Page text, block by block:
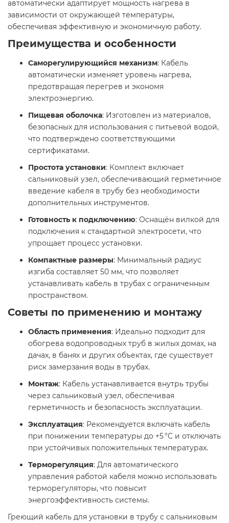
автоматически адаптирует мощность нагрева в
зависимости от окружающей температуры,
обеспечивая эффективную и экономичную работу.​
Преимущества и особенности
Саморегулирующийся механизм: Кабель
автоматически изменяет уровень нагрева,
предотвращая перегрев и экономя
электроэнергию.​
Пищевая оболочка: Изготовлен из материалов,
безопасных для использования с питьевой водой,
что подтверждено соответствующими
сертификатами.​
Простота установки: Комплект включает
сальниковый узел, обеспечивающий герметичное
введение кабеля в трубу без необходимости
дополнительных инструментов.​
Готовность к подключению: Оснащён вилкой для
подключения к стандартной электросети, что
упрощает процесс установки.​
Компактные размеры: Минимальный радиус
изгиба составляет 50 мм, что позволяет
устанавливать кабель в трубах с ограниченным
пространством.​
Советы по применению и монтажу
Область применения: Идеально подходит для
обогрева водопроводных труб в жилых домах, на
дачах, в банях и других объектах, где существует
риск замерзания воды в трубах.​
Монтаж: Кабель устанавливается внутрь трубы
через сальниковый узел, обеспечивая
герметичность и безопасность эксплуатации.​
Эксплуатация: Рекомендуется включать кабель
при понижении температуры до +5 °C и отключать
при устойчивых положительных температурах.​
Терморегуляция: Для автоматического
управления работой кабеля можно использовать
терморегуляторы, что повысит
энергоэффективность системы.​
Греющий кабель для установки в трубу с сальниковым